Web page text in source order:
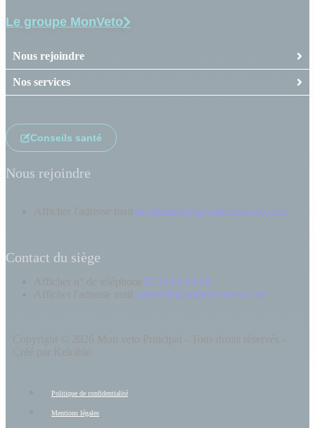
Le groupe MonVeto
Nous rejoindre
Nos services
Conseils santé
Nous rejoindre
recrutement@groupemonveto.com
Contact du siège
02 35 63 89 08
contact@groupemonveto.com
Politique de confidentialité
Mentions légales